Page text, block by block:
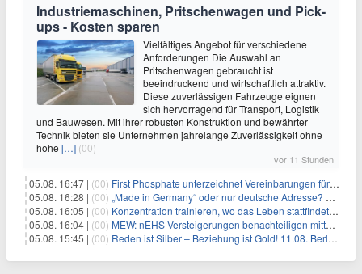
Industriemaschinen, Pritschenwagen und Pick-
ups - Kosten sparen
Vielfältiges Angebot für verschiedene
Anforderungen Die Auswahl an
Pritschenwagen gebraucht ist
beeindruckend und wirtschaftlich attraktiv.
Diese zuverlässigen Fahrzeuge eignen
sich hervorragend für Transport, Logistik
und Bauwesen. Mit ihrer robusten Konstruktion und bewährter
Technik bieten sie Unternehmen jahrelange Zuverlässigkeit ohne
hohe […] (00)
vor 11 Stunden
05.08. 16:47 | (00) First Phosphate unterzeichnet Vereinbarungen für nicht zu refundierende Zuwendungen in Höhe von 4,84 Mio. $ von der kanadischen Regierung für Straßeninfrastruktur und Stromübertragungsleitungen
05.08. 16:28 | (00) „Made in Germany“ oder nur deutsche Adresse? So erkennen Sie, wo Ihre Leiterplatten wirklich gefertigt werden
05.08. 16:05 | (00) Konzentration trainieren, wo das Leben stattfindet: Mobile EEG-Technologie bringt Neurofeedback in den Alltag
05.08. 16:04 | (00) MEW: nEHS-Versteigerungen benachteiligen mittelständische Unternehmen
05.08. 15:45 | (00) Reden ist Silber – Beziehung ist Gold! 11.08. Berlin – 18:30 Uhr